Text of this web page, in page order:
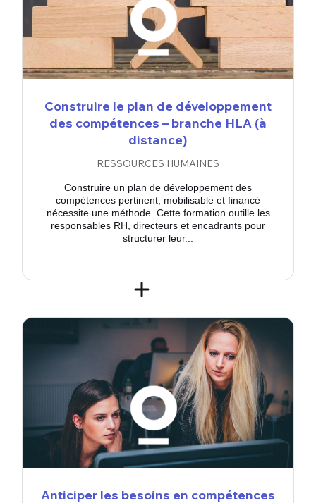
Construire le plan de développement
des compétences – branche HLA (à
distance)
RESSOURCES HUMAINES
Construire un plan de développement des
compétences pertinent, mobilisable et financé
nécessite une méthode. Cette formation outille les
responsables RH, directeurs et encadrants pour
structurer leur...
Anticiper les besoins en compétences